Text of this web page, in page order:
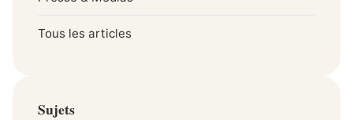
Tous les articles
Sujets